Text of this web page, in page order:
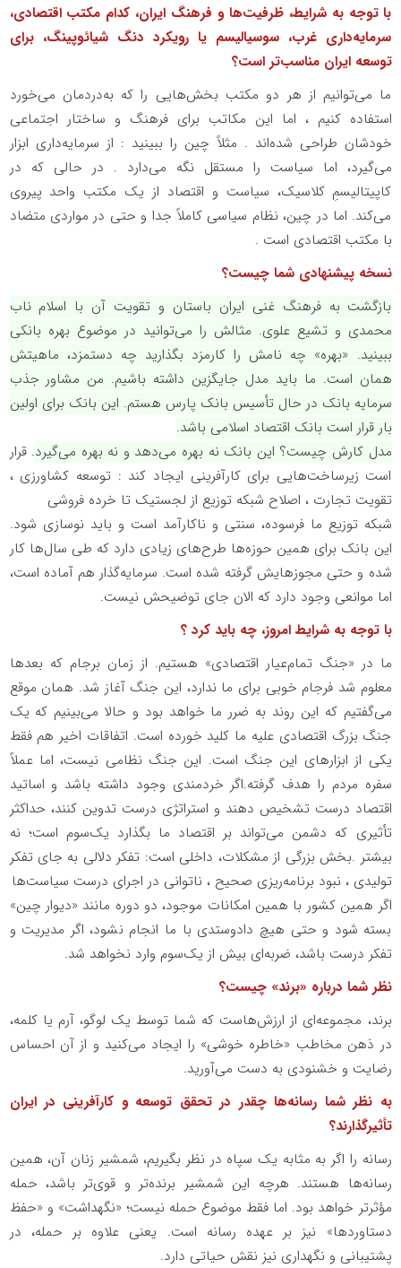
با توجه به شرایط، ظرفیت‌ها و فرهنگ ایران، کدام مکتب اقتصادی،
سرمایه‌داری غرب، سوسیالیسم یا رویکرد دنگ شیائوپینگ، برای
توسعه ایران مناسب‌تر است؟
ما می‌توانیم از هر دو مکتب بخش‌هایی را که به‌دردمان می‌خورد
استفاده کنیم ، اما این مکاتب برای فرهنگ و ساختار اجتماعی
خودشان طراحی شده‌اند . مثلاً چین را ببینید : از سرمایه‌داری ابزار
می‌گیرد، اما سیاست را مستقل نگه می‌دارد . در حالی که در
کاپیتالیسمِ کلاسیک، سیاست و اقتصاد از یک مکتب واحد پیروی
می‌کند. اما در چین، نظام سیاسی کاملاً جدا و حتی در مواردی متضاد
با مکتب اقتصادی است .
نسخه پیشنهادی شما چیست؟
بازگشت به فرهنگ غنی ایران باستان و تقویت آن با اسلام ناب
محمدی و تشیع علوی. مثالش را می‌توانید در موضوع بهره بانکی
ببینید. «بهره» چه نامش را کارمزد بگذارید چه دستمزد، ماهیتش
همان است. ما باید مدل جایگزین داشته باشیم. من مشاور جذب
سرمایه بانک در حال تأسیس بانک پارس هستم. این بانک برای اولین
بار قرار است بانک اقتصاد اسلامی باشد.
مدل کارش چیست؟ این بانک نه بهره می‌دهد و نه بهره می‌گیرد. قرار
است زیرساخت‌هایی برای کارآفرینی ایجاد کند : توسعه کشاورزی ،
تقویت تجارت ، اصلاح شبکه توزیع از لجستیک تا خرده‌ فروشی
شبکه توزیع ما فرسوده، سنتی و ناکارآمد است و باید نوسازی شود.
این بانک برای همین حوزه‌ها طرح‌های زیادی دارد که طی سال‌ها کار
شده و حتی مجوزهایش گرفته شده است. سرمایه‌گذار هم آماده است،
اما موانعی وجود دارد که الان جای توضیحش نیست.
با توجه به شرایط امروز، چه باید کرد ؟
ما در «جنگ تمام‌عیار اقتصادی» هستیم. از زمان برجام که بعدها
معلوم شد فرجام خوبی برای ما ندارد، این جنگ آغاز شد. همان موقع
می‌گفتیم که این روند به ضرر ما خواهد بود و حالا می‌بینیم که یک
جنگ بزرگ اقتصادی علیه ما کلید خورده است. اتفاقات اخیر هم فقط
یکی از ابزارهای این جنگ است. این جنگ نظامی نیست، اما عملاً
سفره مردم را هدف گرفته.اگر خردمندی وجود داشته باشد و اساتید
اقتصاد درست تشخیص دهند و استراتژی درست تدوین کنند، حداکثر
تأثیری که دشمن می‌تواند بر اقتصاد ما بگذارد یک‌سوم است؛ نه
بیشتر .بخش بزرگی از مشکلات، داخلی است: تفکر دلالی به جای تفکر
تولیدی ، نبود برنامه‌ریزی صحیح ، ناتوانی در اجرای درست سیاست‌ها
اگر همین کشور با همین امکانات موجود، دو دوره مانند «دیوار چین»
بسته شود و حتی هیچ دادوستدی با ما انجام نشود، اگر مدیریت و
تفکر درست باشد، ضربه‌ای بیش از یک‌سوم وارد نخواهد شد.
نظر شما درباره «برند» چیست؟
برند، مجموعه‌ای از ارزش‌هاست که شما توسط یک لوگو، آرم یا کلمه،
در ذهن مخاطب «خاطره خوشی» را ایجاد می‌کنید و از آن احساس
رضایت و خشنودی به دست می‌آورید.
به نظر شما رسانه‌ها چقدر در تحقق توسعه و کارآفرینی در ایران
تأثیرگذارند؟
رسانه را اگر به مثابه یک سپاه در نظر بگیریم، شمشیر زنان آن، همین
رسانه‌ها هستند. هرچه این شمشیر برنده‌تر و قوی‌تر باشد، حمله
مؤثرتر خواهد بود. اما فقط موضوع حمله نیست؛ «نگهداشت» و «حفظ
دستاوردها» نیز بر عهده رسانه است. یعنی علاوه بر حمله، در
پشتیبانی و نگهداری نیز نقش حیاتی دارد.